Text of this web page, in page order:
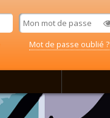
Mot de passe oublié ?